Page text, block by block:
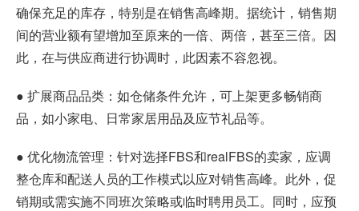
确保充足的库存，特别是在销售高峰期。据统计，销售期
间的营业额有望增加至原来的一倍、两倍，甚至三倍。因
此，在与供应商进行协调时，此因素不容忽视。
● 扩展商品品类：如仓储条件允许，可上架更多畅销商
品，如小家电、日常家居用品及应节礼品等。
● 优化物流管理：针对选择FBS和realFBS的卖家，应调
整仓库和配送人员的工作模式以应对销售高峰。此外，促
销期或需实施不同班次策略或临时聘用员工。同时，应预